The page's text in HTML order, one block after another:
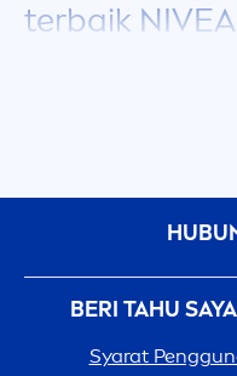
terbaik NIVEA
Sebagai negara
beragam tempat
ikmati waktu di
Selalu siapkan
terbukti
untuk aktivitasmu
BERI TAHU
Syarat